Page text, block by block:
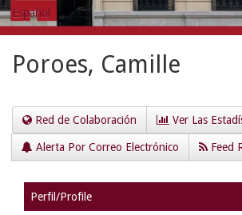
Español
Poroes, Camille
Red de Colaboración Ver Las
Alerta Por Correo Electrónico Feed
Perfil/Profile